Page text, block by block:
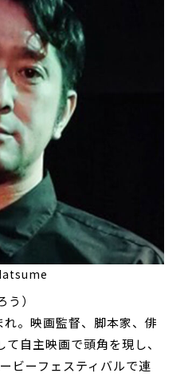
）
。映画監督、脚本家、俳
自主映画で頭角を現し、
ビーフェスティバルで連